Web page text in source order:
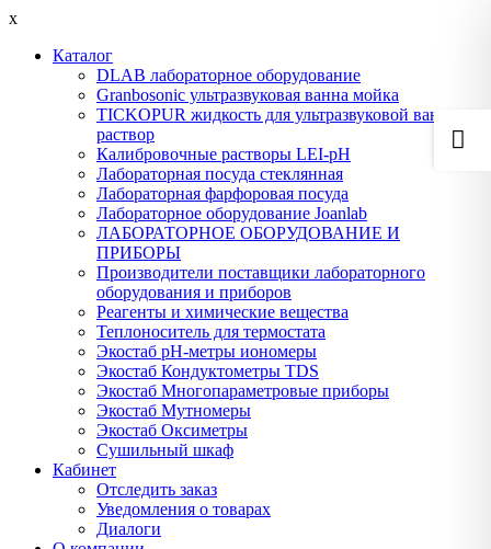
x
Каталог
DLAB лабораторное оборудование
Granbosonic ультразвуковая ванна мойка
TICKOPUR жидкость для ультразвуковой ванны
раствор
Калибровочные растворы LEI-pH
Лабораторная посуда стеклянная
Лабораторная фарфоровая посуда
Лабораторное оборудование Joanlab
ЛАБОРАТОРНОЕ ОБОРУДОВАНИЕ И
ПРИБОРЫ
Производители поставщики лабораторного
оборудования и приборов
Реагенты и химические вещества
Теплоноситель для термостата
Экостаб pH-метры иономеры
Экостаб Кондуктометры TDS
Экостаб Многопараметровые приборы
Экостаб Мутномеры
Экостаб Оксиметры
Сушильный шкаф
Кабинет
Отследить заказ
Уведомления о товарах
Диалоги